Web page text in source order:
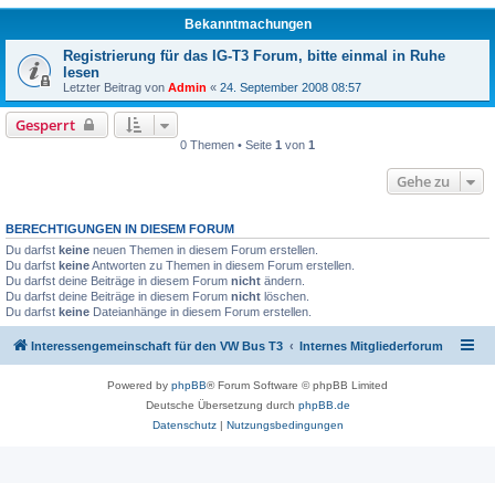
Bekanntmachungen
Registrierung für das IG-T3 Forum, bitte einmal in Ruhe
lesen
Letzter Beitrag von Admin « 24. September 2008 08:57
Gesperrt
0 Themen • Seite 1 von 1
Gehe zu
BERECHTIGUNGEN IN DIESEM FORUM
Du darfst keine neuen Themen in diesem Forum erstellen.
Du darfst keineAntworten zu Themen in diesem Forum erstellen.
Du darfst deine Beiträge in diesem Forum nicht ändern.
Du darfst deine Beiträge in diesem Forum nicht löschen.
Du darfst keine Dateianhänge in diesem Forum erstellen.
Interessengemeinschaft für den VW Bus T3 Internes Mitgliederforum
Powered by phpBB® Forum Software © phpBB Limited
Deutsche Übersetzung durch phpBB.de
Datenschutz| Nutzungsbedingungen